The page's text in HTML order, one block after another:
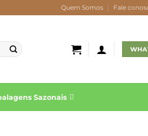
Quem Somos Fale
Sazonais